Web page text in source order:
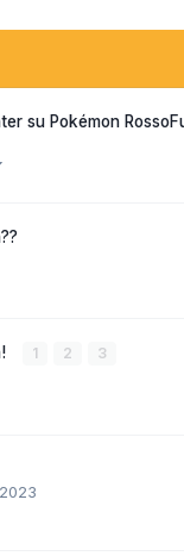
su Pokémon
1 2 3